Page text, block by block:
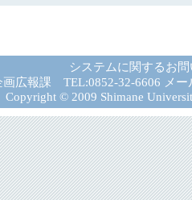
システムに関するお
広報課 TEL:0852-32-6606 メー
Copyright © 2009 Shimane